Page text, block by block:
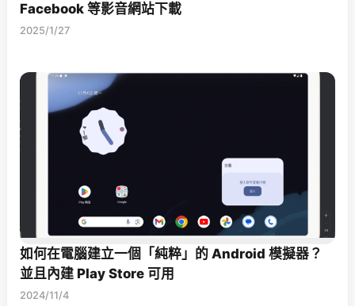
Facebook 等影音網站下載
2025/1/27
如何在電腦建立一個「純粹」的 Android 模擬器？
並且內建 Play Store 可用
2024/11/4